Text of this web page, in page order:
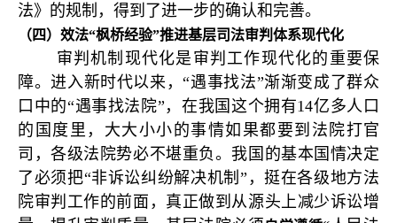
法》的规制，得到了进一步的确认和完善。
（四）效法“枫桥经验”推进基层司法审判体系现代化
审判机制现代化是审判工作现代化的重要保
障。进入新时代以来，“遇事找法”渐渐变成了群众
口中的“遇事找法院”，在我国这个拥有14亿多人口
的国度里，大大小小的事情如果都要到法院打官
司，各级法院势必不堪重负。我国的基本国情决定
了必须把“非诉讼纠纷解决机制”，挺在各级地方法
院审判工作的前面，真正做到从源头上减少诉讼增